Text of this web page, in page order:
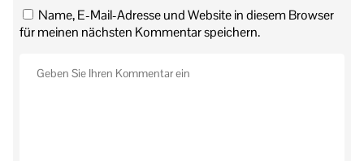
Name, E-Mail-Adresse und Website in diesem Browser
für meinen nächsten Kommentar speichern.